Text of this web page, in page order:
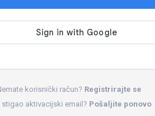
korisnički račun? Registrirajte se
stigao aktivacijski email? Pošaljite ponovo